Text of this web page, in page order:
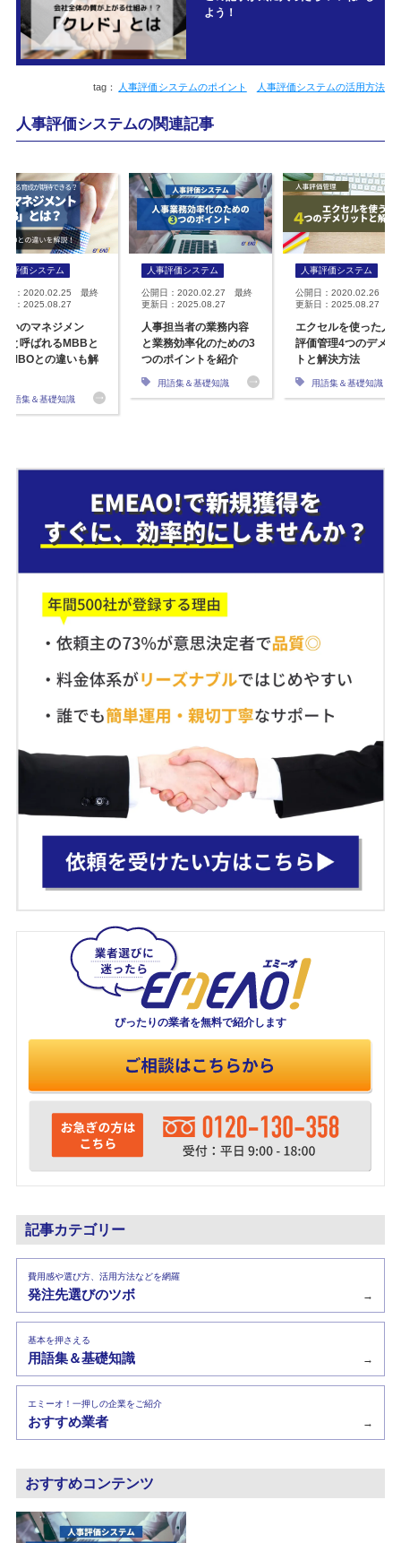
よう！
人事評価システムのポイント 人事評価システムの活用方法
人事評価システムの関連記事
事評価システム
日：2020.02.25 最終
日：2025.08.27
いのマネジメン
と呼ばれるMBBと
MBOとの違いも解
用語集＆基礎知識
人事評価システム
公開日：2020.02.27 最終
更新日：2025.08.27
人事担当者の業務内容
と業務効率化のための3
つのポイントを紹介
用語集＆基礎知識
人事評価システム
公開日：2020.02.26 最
更新日：2025.08.27
エクセルを使った人
評価管理4つのデメリ
トと解決方法
用語集＆基礎知識
ぴったりの業者を無料で紹介します
記事カテゴリー
費用感や選び方、活用方法などを網羅
発注先選びのツボ →
基本を押さえる
用語集＆基礎知識 →
エミーオ！一押しの企業をご紹介
おすすめ業者 →
おすすめコンテンツ